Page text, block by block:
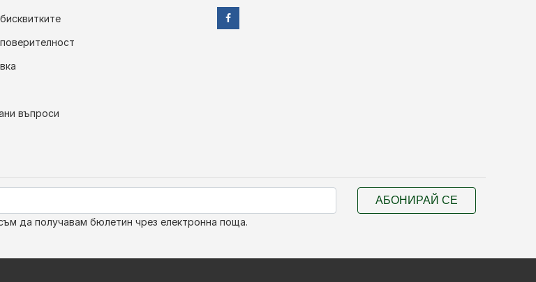
въпроси
да получавам бюлетин чрез електронна поща.
АБОНИРАЙ СЕ